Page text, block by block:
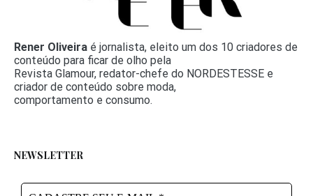
Rener Oliveira é jornalista, eleito um dos 10 criadores de
conteúdo para ficar de olho pela
Revista Glamour, redator-chefe do NORDESTESSE e
criador de conteúdo sobre moda,
comportamento e consumo.
NEWSLETTER
CADASTRE